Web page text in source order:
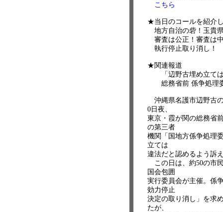
こちら
★当日のコールを紹介
地方自治の砦！玉貴
審査は公正！審査は
執行停止取り消し！
★関連報道
「辺野古埋め立ては
総務省前 係争処理
沖縄県名護市辺野古
0日夜、
東京・霞が関の総務省
の第三者
機関「国地方係争処理
立ては
違法だと認めるよう訴
この日は、約50の市
国会包囲
実行委員会が主催。係
効力停止
決定の取り消し」を求
たが、